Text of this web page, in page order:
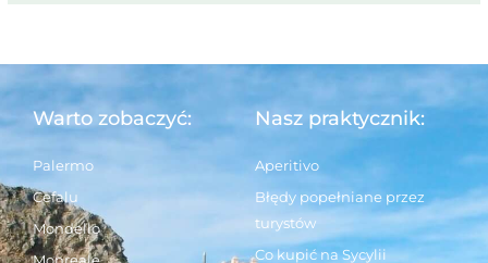
Warto zobaczyć:
Palermo
Cefalu
Mondello
Monreale
Nasz praktycznik:
Aperitivo
Błędy popełniane przez
turystów
Co kupić na Sycylii